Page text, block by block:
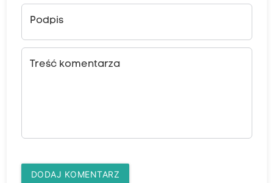
Podpis
Treść komentarza
DODAJ KOMENTARZ